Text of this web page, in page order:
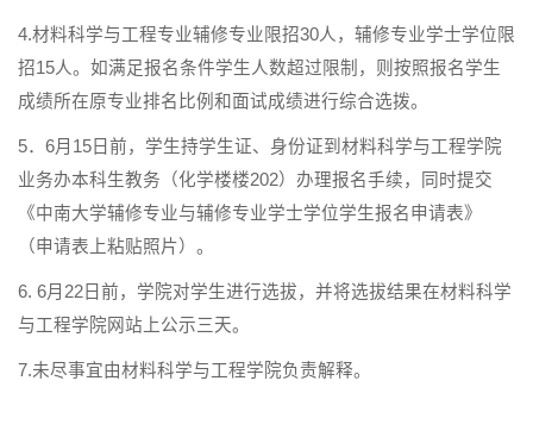
4.材料科学与工程专业辅修专业限招30人，辅修专业学士学位限
招15人。如满足报名条件学生人数超过限制，则按照报名学生
成绩所在原专业排名比例和面试成绩进行综合选拨。
5．6月15日前，学生持学生证、身份证到材料科学与工程学院
业务办本科生教务（化学楼楼202）办理报名手续，同时提交
《中南大学辅修专业与辅修专业学士学位学生报名申请表》
（申请表上粘贴照片）。
6. 6月22日前，学院对学生进行选拔，并将选拔结果在材料科学
与工程学院网站上公示三天。
7.未尽事宜由材料科学与工程学院负责解释。